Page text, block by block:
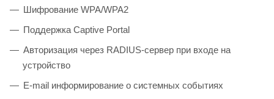
Шифрование WPA/WPA2
Поддержка Captive Portal
Авторизация через RADIUS-сервер при входе на
устройство
E-mail информирование о системных событиях